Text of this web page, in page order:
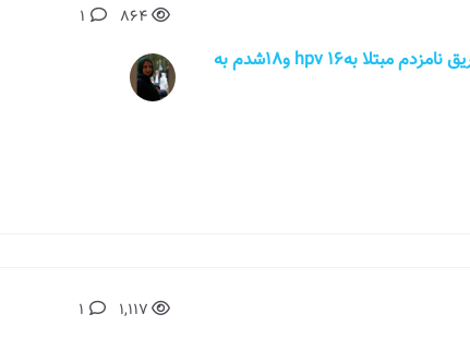
سلام من 23 سال دارم حدود دوسال پیش از طریق نامزدم مبتلا بهhpv 16 و18شدم به
864
1
1,117
1